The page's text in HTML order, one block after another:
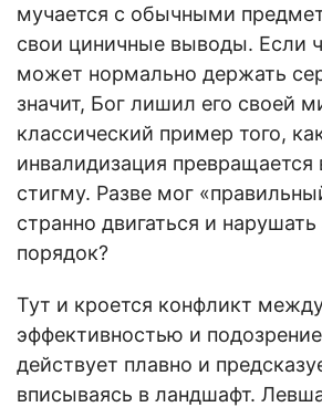
мучается с обычными
свои циничные выводы. Если
может нормально держать
значит, Бог лишил его своей
классический пример того,
инвалидизация превращается
стигму. Разве мог
странно двигаться и
порядок?
Тут и кроется конфликт
эффективностью и
действует плавно и
вписываясь в ландшафт.